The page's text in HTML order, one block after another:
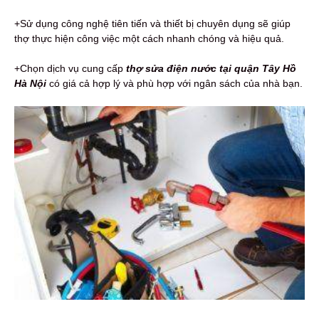
+Sử dụng công nghệ tiên tiến và thiết bị chuyên dụng sẽ giúp
thợ thực hiện công việc một cách nhanh chóng và hiệu quả.
+Chọn dịch vụ cung cấp thợ sửa điện nước tại quận Tây Hồ
Hà Nội có giá cả hợp lý và phù hợp với ngân sách của nhà bạn.